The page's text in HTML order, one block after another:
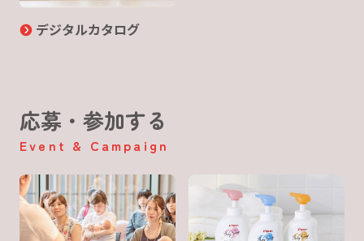
デジタルカタログ
応募・参加する
Event & Campaign